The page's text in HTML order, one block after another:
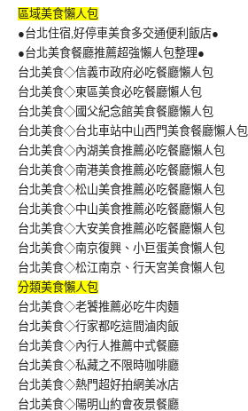
區域美食懶人包
●台北住宿,好停車美食多交通便利飯店●
●台北美食餐廳推薦超強懶人包整理●
台北美食◇信義市政府必吃餐廳懶人包
台北美食◇東區美食必吃餐廳懶人包
台北美食◇國父紀念館美食餐廳懶人包
台北美食◇台北車站中山西門美食餐廳懶人包
台北美食◇內湖美食推薦必吃餐廳懶人包
台北美食◇南港美食推薦必吃餐廳懶人包
台北美食◇松山美食推薦必吃餐廳懶人包
台北美食◇中山美食推薦必吃餐廳懶人包
台北美食◇大安美食推薦必吃餐廳懶人包
台北美食◇南京復興、小巨蛋美食懶人包
台北美食◇松江南京、行天宮美食懶人包
分類美食懶人包
台北美食◇老饕推薦必吃牛肉麵
台北美食◇行家都吃這間滷肉飯
台北美食◇內行人推薦中式餐廳
台北美食◇私藏之不限時咖啡廳
台北美食◇熱門超好拍網美冰店
台北美食◇陽明山約會夜景餐廳